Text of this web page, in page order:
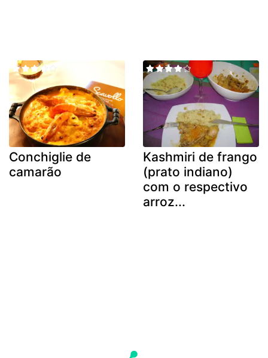
Conchiglie de
camarão
Kashmiri de frango
(prato indiano)
com o respectivo
arroz...